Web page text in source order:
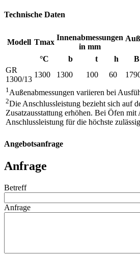
Technische Daten
Modell Tmax
Innenabmessungen
in mm
°C
b t h B
GR
1300/13
1300 1300 100 60
1 Außenabmessungen variieren bei
2Die Anschlussleistung bezieht sich auf
Zusatzausstattung erhöhen. Bei Öfen
Anschlussleistung für die höchste
Angebotsanfrage
Anfrage
Betreff
Anfrage